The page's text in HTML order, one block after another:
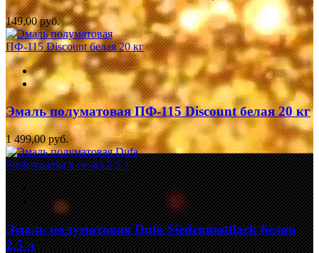
149,00 руб.
Эмаль полуматовая ПФ-115 Discount белая 20 кг
1 499,00 руб.
Эмаль полуматовая Dufa Siedenmattlack белая
2,5 л